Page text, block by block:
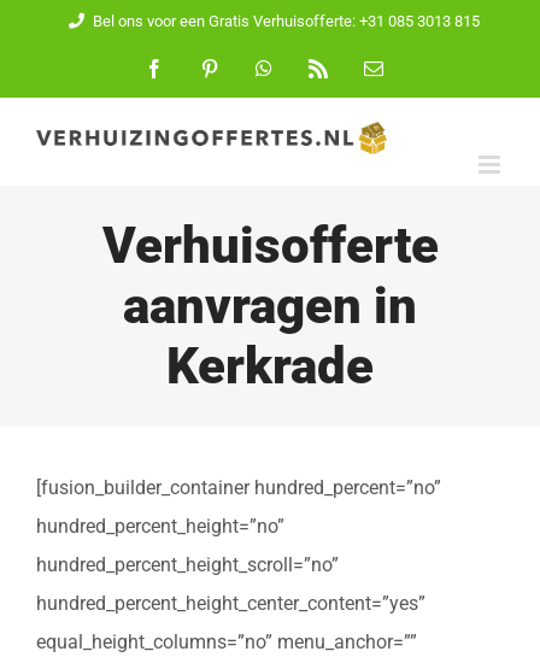
inhoud
Bel ons voor een Gratis Verhuisofferte: +31 085 3013 815
FacebookPinterest WhatsApp
E-
Verhuisofferte
aanvragen in
Kerkrade
[fusion_builder_container hundred_percent=”no”
hundred_percent_height=”no”
hundred_percent_height_scroll=”no”
hundred_percent_height_center_content=”yes”
equal_height_columns=”no” menu_anchor=””